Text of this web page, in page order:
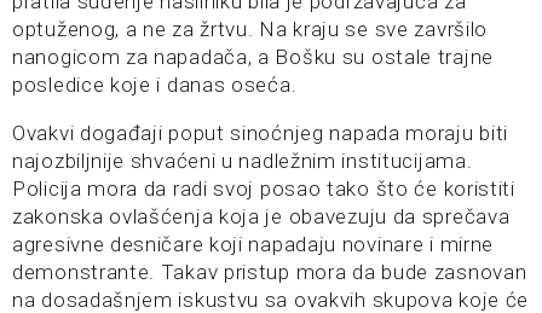
optuženog, a ne za žrtvu. Na kraju se sve završilo
nanogicom za napadača, a Bošku su ostale trajne
posledice koje i danas oseća.
Ovakvi događaji poput sinoćnjeg napada moraju biti
najozbiljnije shvaćeni u nadležnim institucijama.
Policija mora da radi svoj posao tako što će koristiti
zakonska ovlašćenja koja je obavezuju da sprečava
agresivne desničare koji napadaju novinare i mirne
demonstrante. Takav pristup mora da bude zasnovan
na dosadašnjem iskustvu sa ovakvih skupova koje će